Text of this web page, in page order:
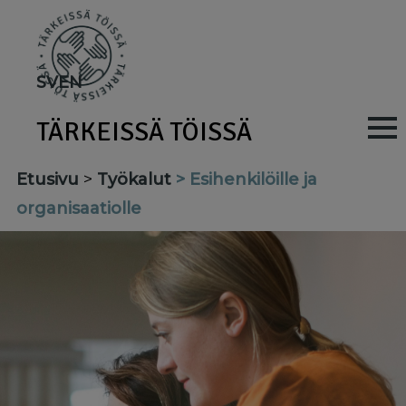
main
content
SVEN
TÄRKEISSÄ TÖISSÄ
a
v
i
Etusivu Työkalut
Esihenkilöille ja
organisaatiolle